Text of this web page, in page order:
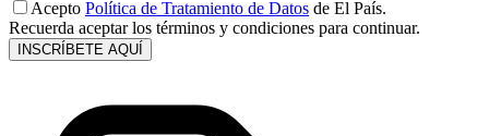
Acepto Política de Tratamiento de Datos de El País.
Recuerda aceptar los términos y condiciones para continuar.
INSCRÍBETE AQUÍ